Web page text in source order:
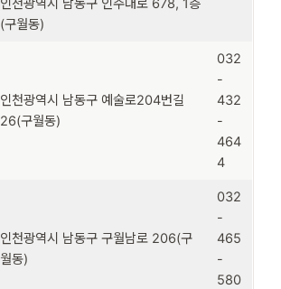
(구월동)
인천광역시 남동구 예술로204번길
26(구월동)
032
-
432
-
464
4
인천광역시 남동구 구월남로 206(구
월동)
032
-
465
-
580